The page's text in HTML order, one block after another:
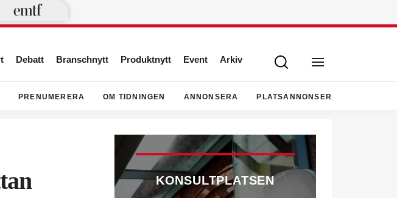
Debatt Branschnytt Produktnytt Event Arkiv
PRENUMERERA OM TIDNINGEN ANNONSERA PLATSANNONSER
KONSULTPLATSEN